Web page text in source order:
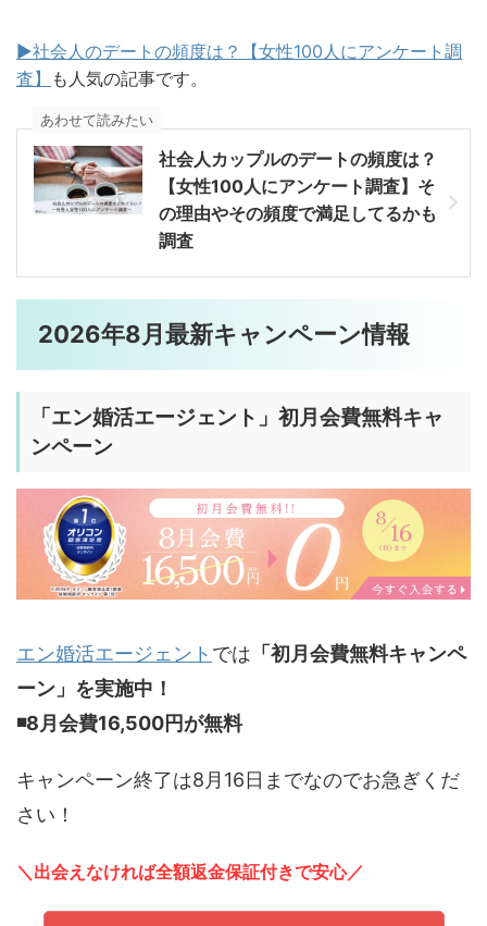
▶︎社会人のデートの頻度は？【女性100人にアンケート調
査】
も人気の記事です。
社会人カップルのデートの頻度は？
【女性100人にアンケート調査】そ
の理由やその頻度で満足してるかも
調査
あわせて読みたい
2026年8月最新キャンペーン情報
「エン婚活エージェント」初月会費無料キャ
ンペーン
エン婚活エージェント では 「初月会費無料キャンペ
ーン」を実施中！
◾️8月会費16,500円が無料
キャンペーン終了は8月16日までなのでお急ぎくだ
さい！
＼出会えなければ全額返金保証付きで安心／